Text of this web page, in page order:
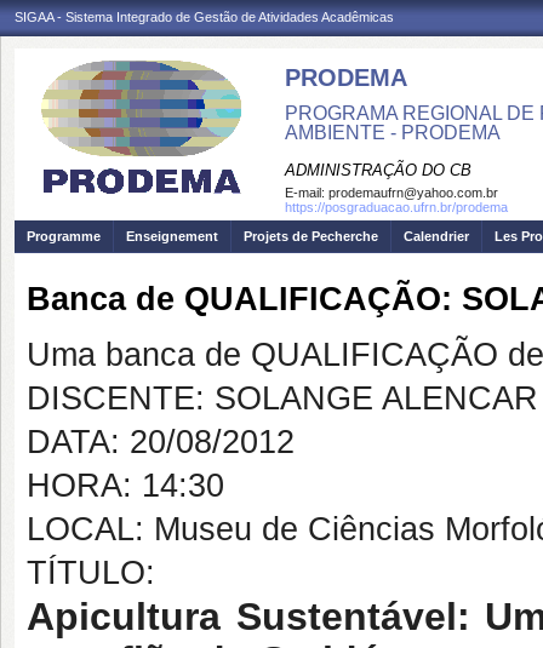
SIGAA - Sistema Integrado de Gestão de Atividades Acadêmicas
PRODEMA
PROGRAMA REGIONAL
AMBIENTE - PRODEMA
ADMINISTRAÇÃO DO CB
E-mail: prodemaufrn@yahoo.com.br
https://posgraduacao.ufrn.br/prodema
Programme
Enseignement Projets de Pecherche Calendrier Les
Banca de QUALIFICAÇÃO:
Uma banca de QUALIFICAÇÃO
DISCENTE: SOLANGE
DATA: 20/08/2012
HORA: 14:30
LOCAL: Museu de Ciências
TÍTULO:
Apicultura Sustentável: